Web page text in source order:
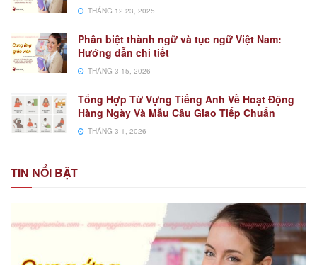
THÁNG 12 23, 2025
Phân biệt thành ngữ và tục ngữ Việt Nam:
Hướng dẫn chi tiết
THÁNG 3 15, 2026
Tổng Hợp Từ Vựng Tiếng Anh Về Hoạt Động
Hàng Ngày Và Mẫu Câu Giao Tiếp Chuẩn
THÁNG 3 1, 2026
TIN NỔI BẬT